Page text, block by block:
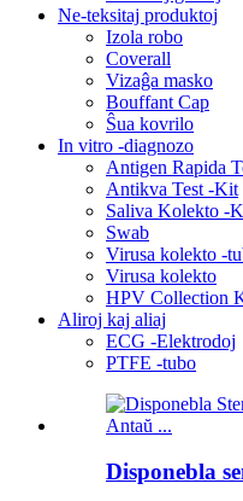
Ne-teksitaj produktoj
Izola robo
Coverall
Vizaĝa masko
Bouffant Cap
Ŝua kovrilo
In vitro -diagnozo
Antigen Rapida
Antikva Test -Kit
Saliva Kolekto -
Swab
Virusa kolekto -
Virusa kolekto
HPV Collection
Aliroj kaj aliaj
ECG -Elektrodoj
PTFE -tubo
Disponebla